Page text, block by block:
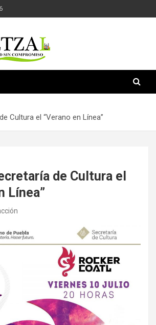
de Cholula
Cultura el “Verano en Línea”
de Cultura el
Línea”